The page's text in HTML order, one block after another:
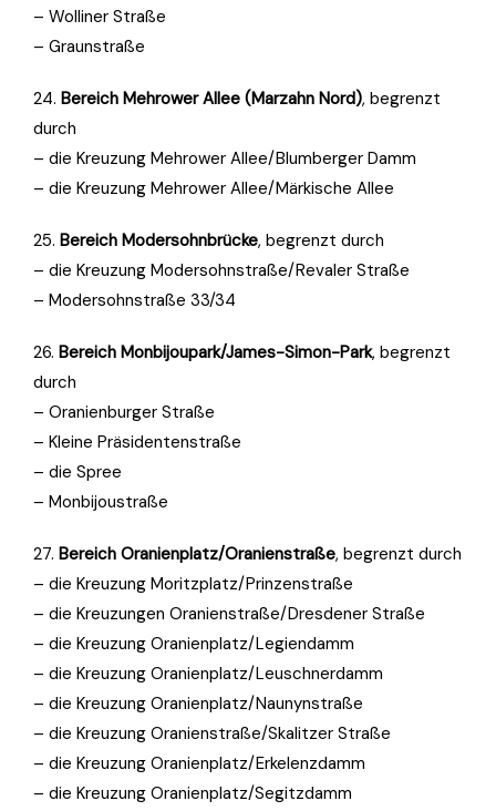
– Wolliner Straße
– Graunstraße
24. Bereich Mehrower Allee (Marzahn Nord), begrenzt
durch
– die Kreuzung Mehrower Allee/Blumberger Damm
– die Kreuzung Mehrower Allee/Märkische Allee
25. Bereich Modersohnbrücke, begrenzt durch
– die Kreuzung Modersohnstraße/Revaler Straße
– Modersohnstraße 33/34
26. Bereich Monbijoupark/James-Simon-Park, begrenzt
durch
– Oranienburger Straße
– Kleine Präsidentenstraße
– die Spree
– Monbijoustraße
27. Bereich Oranienplatz/Oranienstraße, begrenzt durch
– die Kreuzung Moritzplatz/Prinzenstraße
– die Kreuzungen Oranienstraße/Dresdener Straße
– die Kreuzung Oranienplatz/Legiendamm
– die Kreuzung Oranienplatz/Leuschnerdamm
– die Kreuzung Oranienplatz/Naunynstraße
– die Kreuzung Oranienstraße/Skalitzer Straße
– die Kreuzung Oranienplatz/Erkelenzdamm
– die Kreuzung Oranienplatz/Segitzdamm